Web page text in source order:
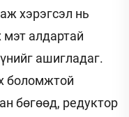
хэрэгсэл нь
мэт алдартай
ашигладаг.
боломжтой
бөгөөд, редуктор